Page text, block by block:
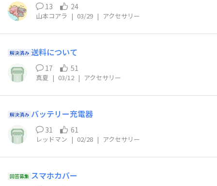
13 24
山本コアラ | 03/29 | アクセサリー
解決済み 送料について
17 51
真夏 | 03/12 | アクセサリー
解決済み バッテリー充電器
31 61
レッドマン | 02/28 | アクセサリー
回答募集 スマホカバー